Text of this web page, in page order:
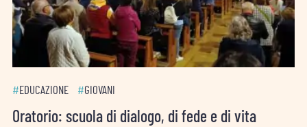
#EDUCAZIONE #GIOVANI
Oratorio: scuola di dialogo, di fede e di vita